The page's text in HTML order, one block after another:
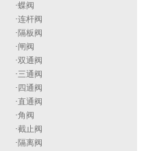
·蝶阀
·连杆阀
· 隔板阀
·闸阀
·双通阀
·三通阀
· 四通阀
·直通阀
·角阀
·截止阀
· 隔离阀